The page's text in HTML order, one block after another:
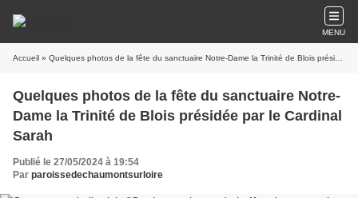
MENU
Accueil » Quelques photos de la fête du sanctuaire Notre-Dame la Trinité de Blois présidée par le Cardinal Sarah
Quelques photos de la fête du sanctuaire Notre-
Dame la Trinité de Blois présidée par le Cardinal
Sarah
Publié le 27/05/2024 à 19:54
Par paroissedechaumontsurloire